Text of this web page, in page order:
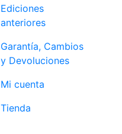
Ediciones
anteriores
Garantía, Cambios
y Devoluciones
Mi cuenta
Tienda